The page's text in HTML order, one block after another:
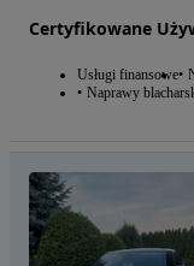
Certyfikowane
Usługi finansowe
Naprawy